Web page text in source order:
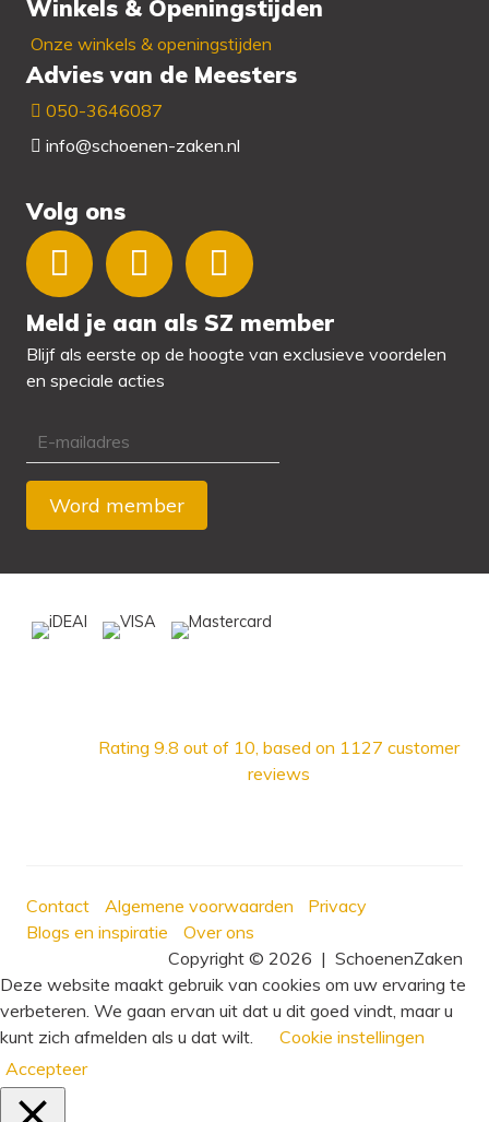
Winkels & Openingstijden
Onze winkels & openingstijden
Advies van de Meesters
050-3646087
info@schoenen-zaken.nl
Volg ons
Meld je aan als SZ member
Blijf als eerste op de hoogte van exclusieve voordelen
en speciale acties
Rating 9.8 out of 10, based on 1127 customer
reviews
Contact Algemene voorwaarden
Privacy
Blogs en inspiratie
Over ons
Copyright © 2026 | SchoenenZaken
Deze website maakt gebruik van cookies om uw ervaring te
verbeteren. We gaan ervan uit dat u dit goed vindt, maar u
kunt zich afmelden als u dat wilt.
Cookie instellingen
Accepteer